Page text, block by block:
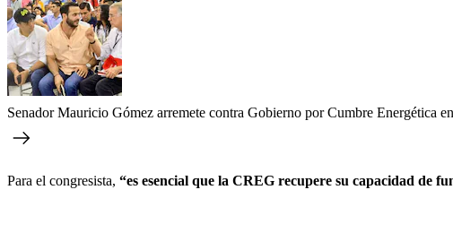
Senador Mauricio Gómez arremete contra Gobierno por Cumbre Energética
Para el congresista, “es esencial que la CREG recupere su capacidad de